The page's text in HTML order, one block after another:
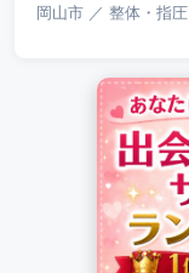
岡山市 ／ 整体・指圧